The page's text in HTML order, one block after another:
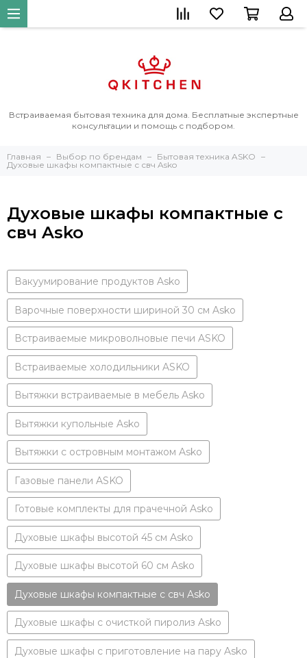
Встраиваемая бытовая техника для дома. Бесплатные экспертные
консультации и помощь с подбором.
Главная Выбор по брендам
Бытовая техника ASKO
Духовые шкафы компактные с свч Asko
Духовые шкафы компактные с
свч Asko
Вакуумирование продуктов Asko
Варочные поверхности шириной 30 см Asko
Встраиваемые микроволновые печи ASKO
Встраиваемые холодильники ASKO
Вытяжки встраиваемые в мебель Asko
Вытяжки купольные Asko
Вытяжки с островным монтажом Asko
Газовые панели ASKO
Готовые комплекты для прачечной Asko
Духовые шкафы высотой 45 см Asko
Духовые шкафы высотой 60 см Asko
Духовые шкафы компактные с свч Asko
Духовые шкафы с очисткой пиролиз Asko
Духовые шкафы с приготовление на пару Asko